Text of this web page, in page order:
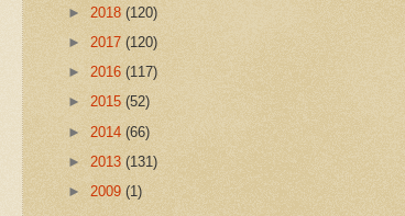
► 2018 (120)
► 2017 (120)
► 2016 (117)
► 2015 (52)
► 2014 (66)
► 2013 (131)
► 2009 (1)